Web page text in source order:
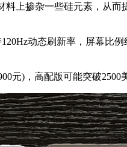
掺杂一些硅元素，从而
动态刷新率，屏幕比例
)，高配版可能突破2500